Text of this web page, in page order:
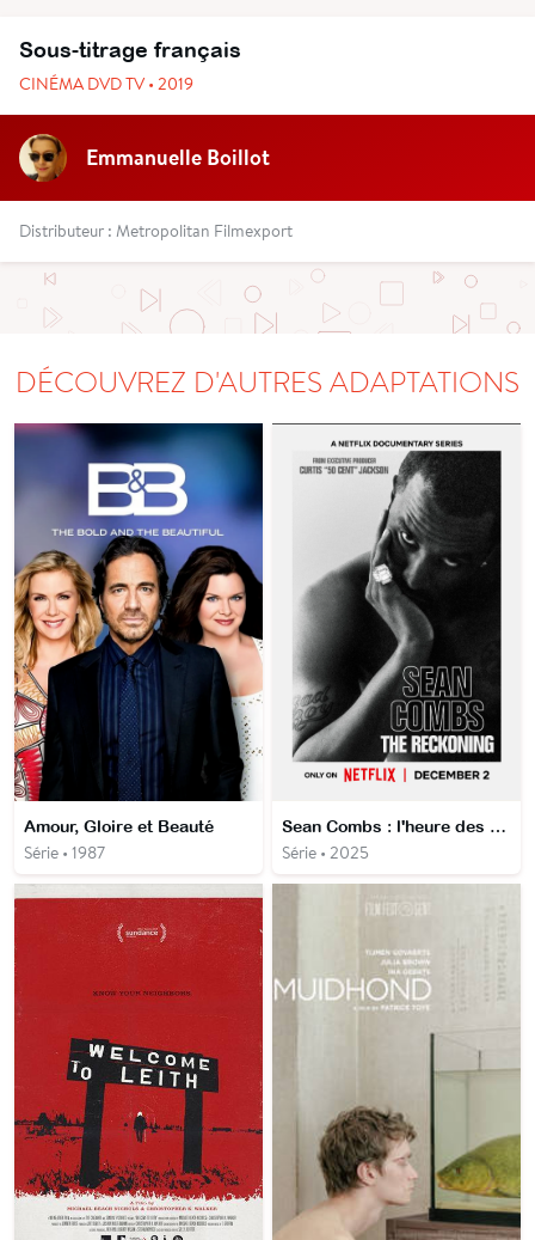
Sous-titrage français
CINÉMA DVD TV • 2019
Emmanuelle Boillot
Distributeur : Metropolitan Filmexport
DÉCOUVREZ D'AUTRES ADAPTATIONS
Amour, Gloire et Beauté
Série • 1987
Sean Combs : l'heure des comptes
Série • 2025